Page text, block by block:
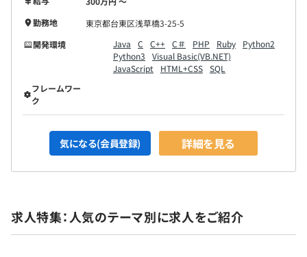
勤務地
東京都台東区浅草橋3-25-5
開発環境
Java C C++ C＃ PHP Ruby
Python2
Python3
Visual Basic(VB.NET)
JavaScript
HTML+CSS SQL
フレームワー
ク
気になる(会員登録) 詳細を見る
求人特集：人気のテーマ別に求人をご紹介